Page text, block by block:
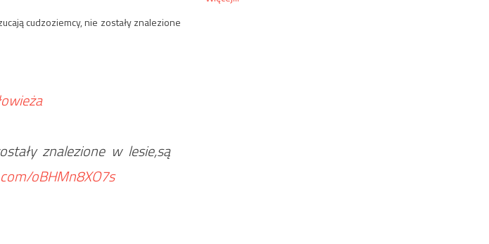
cudzoziemcy, nie zostały znalezione
znalezione w lesie,są
oBHMn8XO7s